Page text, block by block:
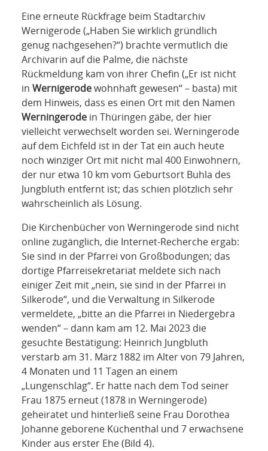
Eine erneute Rückfrage beim Stadtarchiv
Wernigerode („Haben Sie wirklich gründlich
genug nachgesehen?“) brachte vermutlich die
Archivarin auf die Palme, die nächste
Rückmeldung kam von ihrer Chefin („Er ist nicht
in Wernigerodewohnhaft gewesen“ – basta) mit
dem Hinweis, dass es einen Ort mit den Namen
Werningerodein Thüringen gäbe, der hier
vielleicht verwechselt worden sei. Werningerode
auf dem Eichfeld ist in der Tat ein auch heute
noch winziger Ort mit nicht mal 400 Einwohnern,
der nur etwa 10 km vom Geburtsort Buhla des
Jungbluth entfernt ist; das schien plötzlich sehr
wahrscheinlich als Lösung.
Die Kirchenbücher von Werningerode sind nicht
online zugänglich, die Internet-Recherche ergab:
Sie sind in der Pfarrei von Großbodungen; das
dortige Pfarreisekretariat meldete sich nach
einiger Zeit mit „nein, sie sind in der Pfarrei in
Silkerode“, und die Verwaltung in Silkerode
vermeldete, „bitte an die Pfarrei in Niedergebra
wenden“ – dann kam am 12. Mai 2023 die
gesuchte Bestätigung: Heinrich Jungbluth
verstarb am 31. März 1882 im Alter von 79 Jahren,
4 Monaten und 11 Tagen an einem
„Lungenschlag“. Er hatte nach dem Tod seiner
Frau 1875 erneut (1878 in Werningerode)
geheiratet und hinterließ seine Frau Dorothea
Johanne geborene Küchenthal und 7 erwachsene
Kinder aus erster Ehe (Bild 4).